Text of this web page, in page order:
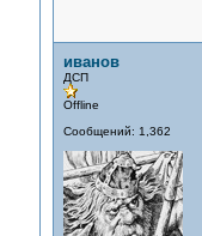
иванов
ДСП
Offline
Сообщений: 1,362